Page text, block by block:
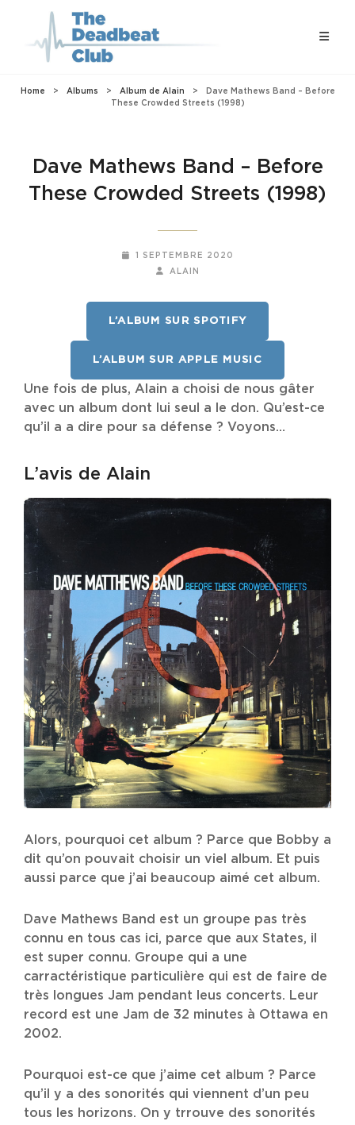
Home > Albums > Album de Alain >
Dave Mathews Band – Before
These Crowded Streets (1998)
Dave Mathews Band – Before
These Crowded Streets (1998)
POSTED-
1 SEPTEMBRE 2020
BY
BYLINE
ALAIN
L’ALBUM SUR SPOTIFY
L’ALBUM SUR APPLE MUSIC
Une fois de plus, Alain a choisi de nous gâter
avec un album dont lui seul a le don. Qu’est-ce
qu’il a a dire pour sa défense ? Voyons…
L’avis de Alain
Alors, pourquoi cet album ? Parce que Bobby a
dit qu’on pouvait choisir un viel album. Et puis
aussi parce que j’ai beaucoup aimé cet album.
Dave Mathews Band est un groupe pas très
connu en tous cas ici, parce que aux States, il
est super connu. Groupe qui a une
carractéristique particulière qui est de faire de
très longues Jam pendant leus concerts. Leur
record est une Jam de 32 minutes à Ottawa en
2002.
Pourquoi est-ce que j’aime cet album ? Parce
qu’il y a des sonorités qui viennent d’un peu
tous les horizons. On y trrouve des sonorités